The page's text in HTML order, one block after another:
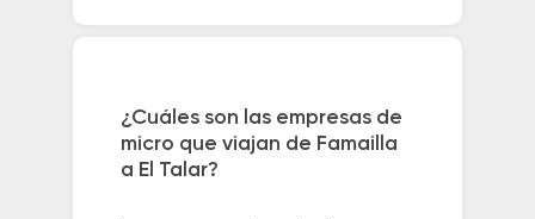
¿Cuáles son las empresas de
micro que viajan de Famailla
a El Talar?